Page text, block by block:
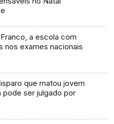
a escola com
nos exames nacionais
que matou jovem
pode ser julgado por